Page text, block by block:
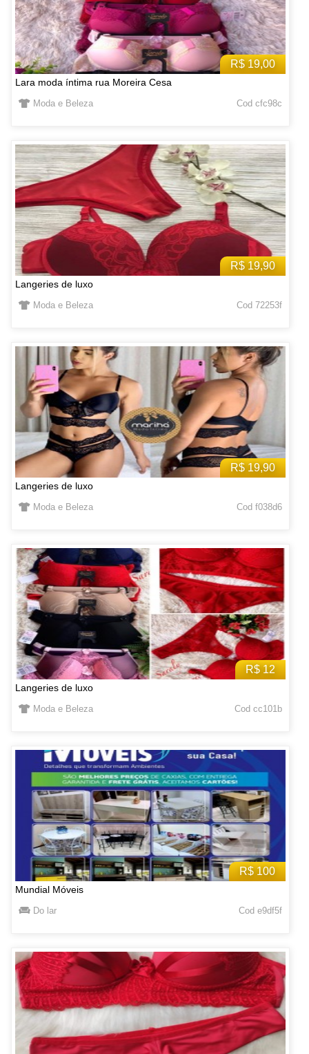
R$ 19,00
Lara moda íntima rua Moreira Cesa
Moda e Beleza Cod cfc98c
R$ 19,90
Langeries de luxo
Moda e Beleza Cod 72253f
R$ 19,90
Langeries de luxo
Moda e Beleza Cod f038d6
R$ 12
Langeries de luxo
Moda e Beleza Cod cc101b
R$ 100
Mundial Móveis
Do lar Cod e9df5f